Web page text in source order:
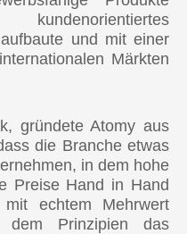
und mit einer
Märkten
gründete Atomy aus
die Branche etwas
in dem hohe
Preise Hand in Hand
echtem Mehrwert
Prinzipien das